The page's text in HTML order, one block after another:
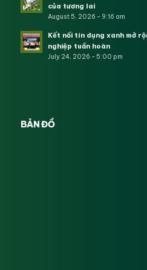
của tương lai
August 5, 2026 - 9:16 am
Kết nối tín dụng xanh mở
nghiệp tuần hoàn
July 24, 2026 - 5:00 pm
BẢN ĐỒ